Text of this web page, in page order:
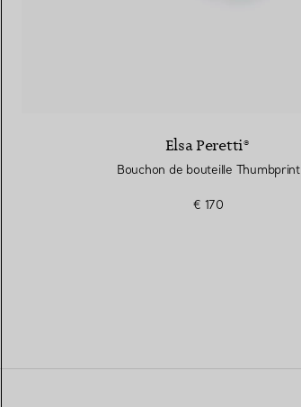
Elsa Peretti®
Bouchon de bouteille Thumbprint
€ 170